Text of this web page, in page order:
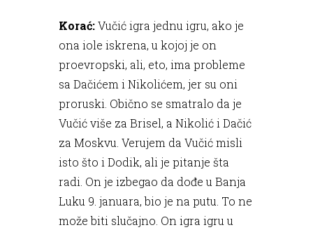
Korać:Vučić igra jednu igru, ako je
ona iole iskrena, u kojoj je on
proevropski, ali, eto, ima probleme
sa Dačićem i Nikolićem, jer su oni
proruski. Obično se smatralo da je
Vučić više za Brisel, a Nikolić i Dačić
za Moskvu. Verujem da Vučić misli
isto što i Dodik, ali je pitanje šta
radi. On je izbegao da dođe u Banja
Luku 9. januara, bio je na putu. To ne
može biti slučajno. On igra igru u